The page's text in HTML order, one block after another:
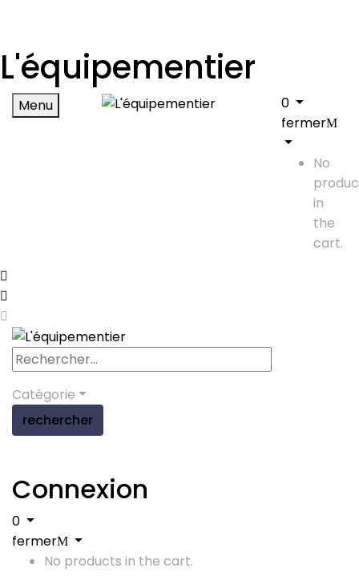
L'équipementier
Menu
0
fermer
No
in
the
cart.
Catégorie
rechercher
Connexion
0
fermer
No products in the cart.